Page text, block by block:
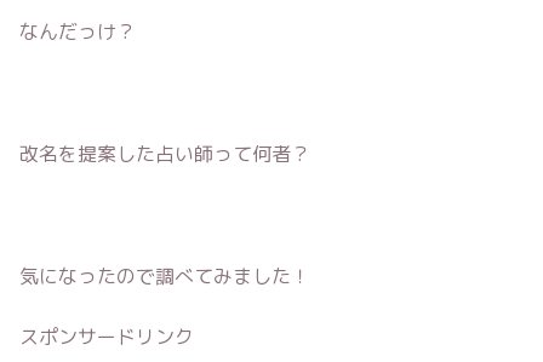
なんだっけ？
改名を提案した占い師って何者？
気になったので調べてみました！
スポンサードリンク